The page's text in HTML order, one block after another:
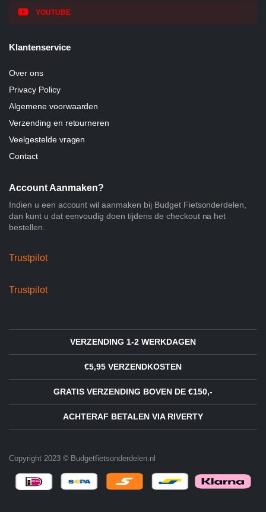
YOUTUBE
Klantenservice
Over ons
Privacy Policy
Algemene voorwaarden
Verzending en retourneren
Veelgestelde vragen
Contact
Account Aanmaken?
Indien u een account wil aanmaken bij Budget Fietsonderdelen,
dan kunt u dat eenvoudig doen tijdens de checkout na het
bestellen.
Trustpilot
Trustpilot
VERZENDING 1-2 WERKDAGEN
€5,95 VERZENDKOSTEN
GRATIS VERZENDING BOVEN DE €150,-
ACHTERAF BETALEN VIA RIVERTY
Copyright 2023 © Budgetfietsonderdelen.nl